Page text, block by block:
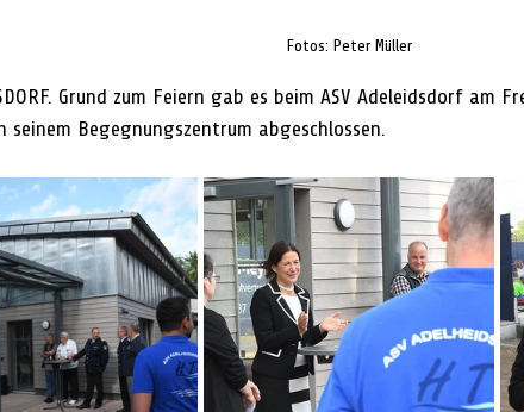
Fotos: Peter Müller
Grund zum Feiern gab es beim ASV Adeleidsdorf am
seinem Begegnungszentrum abgeschlossen.